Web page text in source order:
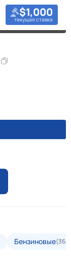
$1,000
текущая ставка
Бензиновые